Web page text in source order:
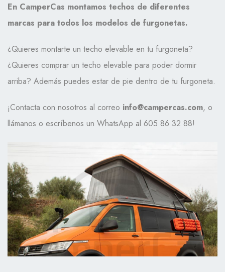
En CamperCas montamos techos de diferentes
marcas para todos los modelos de furgonetas.
¿Quieres montarte un techo elevable en tu furgoneta?
¿Quieres comprar un techo elevable para poder dormir
arriba? Además puedes estar de pie dentro de tu furgoneta.
¡Contacta con nosotros al correo info@campercas.com, o
llámanos o escríbenos un WhatsApp al 605 86 32 88!